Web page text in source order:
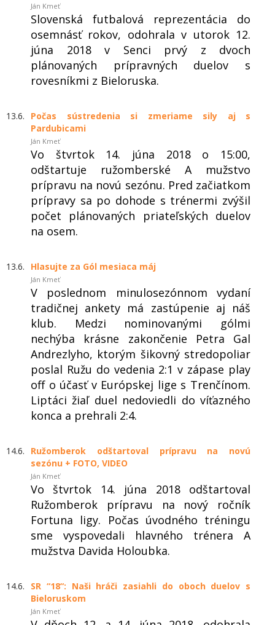
Ján Kmeť
Slovenská futbalová reprezentácia do
osemnásť rokov, odohrala v utorok 12.
júna 2018 v Senci prvý z dvoch
plánovaných prípravných duelov s
rovesníkmi z Bieloruska.
13.6.
Počas sústredenia si zmeriame sily aj s
Pardubicami
Ján Kmeť
Vo štvrtok 14. júna 2018 o 15:00,
odštartuje ružomberské A mužstvo
prípravu na novú sezónu. Pred začiatkom
prípravy sa po dohode s trénermi zvýšil
počet plánovaných priateľských duelov
na osem.
13.6. Hlasujte za Gól mesiaca máj
Ján Kmeť
V poslednom minulosezónnom vydaní
tradičnej ankety má zastúpenie aj náš
klub. Medzi nominovanými gólmi
nechýba krásne zakončenie Petra Gal
Andrezlyho, ktorým šikovný stredopoliar
poslal Ružu do vedenia 2:1 v zápase play
off o účasť v Európskej lige s Trenčínom.
Liptáci žiaľ duel nedoviedli do víťazného
konca a prehrali 2:4.
14.6.
Ružomberok odštartoval prípravu na novú
sezónu + FOTO, VIDEO
Ján Kmeť
Vo štvrtok 14. júna 2018 odštartoval
Ružomberok prípravu na nový ročník
Fortuna ligy. Počas úvodného tréningu
sme vyspovedali hlavného trénera A
mužstva Davida Holoubka.
14.6.
SR “18“: Naši hráči zasiahli do oboch duelov s
Bieloruskom
Ján Kmeť